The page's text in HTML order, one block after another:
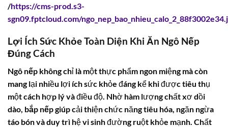
/https://cms-prod.s3-
sgn09.fptcloud.com/
Lợi Ích Sức Khỏe Toàn Diện Khi Ăn Ngô Nếp
Đúng Cách
Ngô nếp không chỉ là một thực phẩm ngon miệng mà còn
mang lại nhiều lợi ích sức khỏe đáng kể khi được tiêu thụ
một cách hợp lý và điều độ. Nhờ hàm lượng chất xơ dồi
dào, bắp nếpgiúp cải thiện chức năng tiêu hóa, ngăn ngừa
táo bón và duy trì hệ vi sinh đường ruột khỏe mạnh. Chất